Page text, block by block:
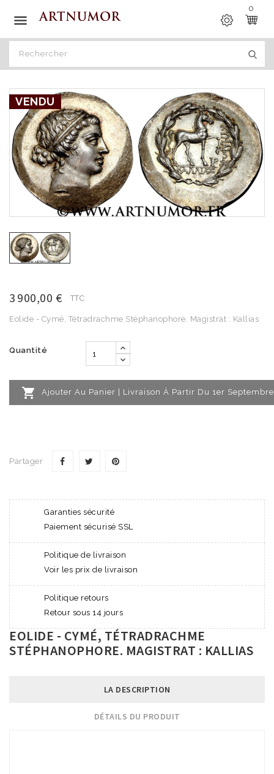

0
VENDU
3 900,00 € TTC
Eolide - Cymé, Tétradrachme Stéphanophore. Magistrat : Kallias
Quantité
 Ajouter Au Panier | Livraison À Partir Du 1er Septembre
Partager
Garanties sécurité
Paiement sécurisé SSL
Politique de livraison
Voir les prix de livraison
Politique retours
Retour sous 14 jours
EOLIDE - CYMÉ, TÉTRADRACHME
STÉPHANOPHORE. MAGISTRAT : KALLIAS
LA DESCRIPTION
DÉTAILS DU PRODUIT